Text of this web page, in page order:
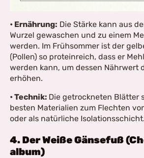
• Ernährung: Die Stärke kann aus
Wurzel gewaschen und zu einem
werden. Im Frühsommer ist der
(Pollen) so proteinreich, dass er
werden kann, um dessen Nährwert
erhöhen.
• Technik: Die getrockneten Blätter
besten Materialien zum Flechten
oder als natürliche Isolationsschicht.
4. Der Weiße Gänsefuß
album)